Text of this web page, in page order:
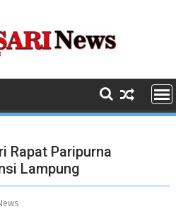
Rapat Paripurna
Lampung